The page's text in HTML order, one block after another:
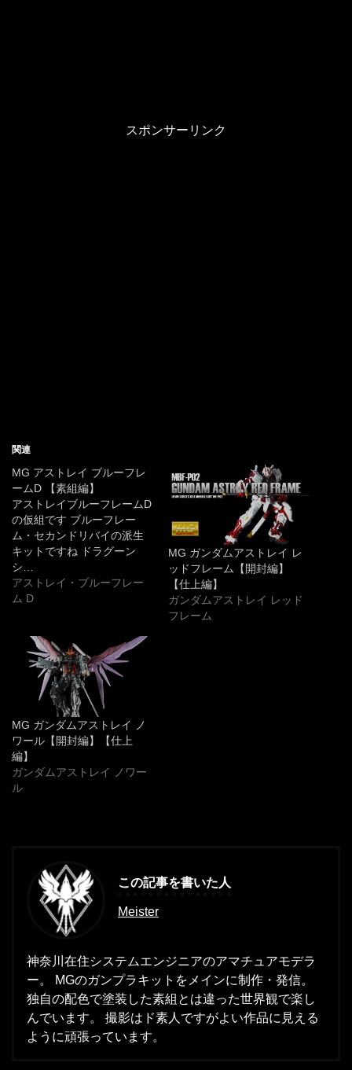
スポンサーリンク
関連
MG アストレイ ブルーフレ
ームD 【素組編】
アストレイブルーフレームD
の仮組です ブルーフレー
ム・セカンドリバイの派生
キットですね ドラグーン
シ…
アストレイ・ブルーフレー
ム D
MG ガンダムアストレイ レ
ッドフレーム【開封編】
【仕上編】
ガンダムアストレイ レッド
フレーム
MG ガンダムアストレイ ノ
ワール【開封編】【仕上
編】
ガンダムアストレイ ノワー
ル
この記事を書いた人
Meister
神奈川在住システムエンジニアのアマチュアモデラ
ー。 MGのガンプラキットをメインに制作・発信。
独自の配色で塗装した素組とは違った世界観で楽し
んでいます。 撮影はド素人ですがよい作品に見える
ように頑張っています。